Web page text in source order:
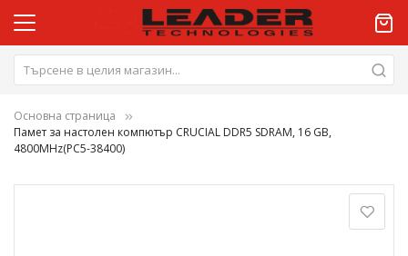
Основна страница
Памет за настолен компютър CRUCIAL DDR5 SDRAM, 16 GB,
4800MHz(PC5-38400)